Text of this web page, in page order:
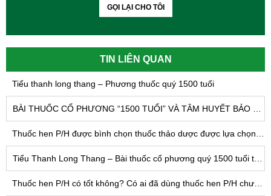
GỌI LẠI CHO TÔI
TIN LIÊN QUAN
Tiểu thanh long thang – Phương thuốc quý 1500 tuổi